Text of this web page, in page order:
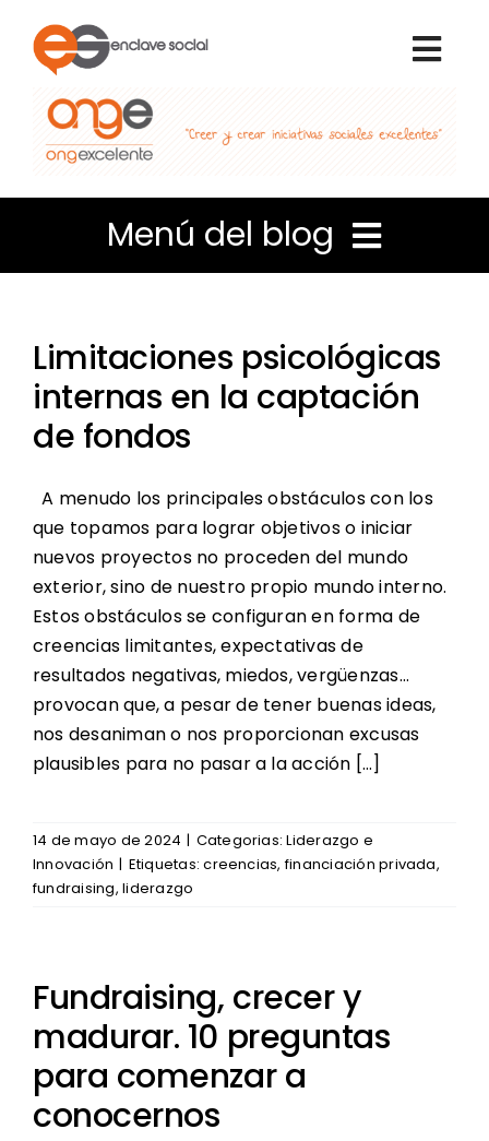
content
Inicio
Portal de transparencia
Contacto
Menú del blog
Coordinación de personas
Apuntes de Gestión
Oferta Formativa
Noticias Enclave
Redes de Participación
Limitaciones psicológicas
internas en la captación
de fondos
A menudo los principales obstáculos con los
que topamos para lograr objetivos o iniciar
nuevos proyectos no proceden del mundo
exterior, sino de nuestro propio mundo interno.
Estos obstáculos se configuran en forma de
creencias limitantes, expectativas de
resultados negativas, miedos, vergüenzas…
provocan que, a pesar de tener buenas ideas,
nos desaniman o nos proporcionan excusas
plausibles para no pasar a la acción […]
14 de mayo de 2024 | Categorias:Liderazgo e
Innovación | Etiquetas:creencias,financiación privada,
fundraising,liderazgo
Fundraising, crecer y
madurar. 10 preguntas
para comenzar a
conocernos